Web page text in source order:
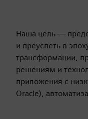
Наша цель —
и преуспеть в
трансформации,
решениям и
приложения с
Oracle),